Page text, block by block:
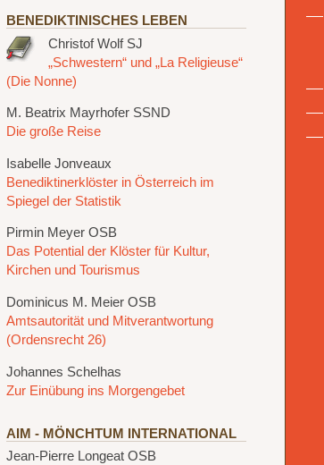
BENEDIKTINISCHES LEBEN
Christof Wolf SJ
„Schwestern“ und „La Religieuse“
(Die Nonne)
M. Beatrix Mayrhofer SSND
Die große Reise
Isabelle Jonveaux
Benediktinerklöster in Österreich im
Spiegel der Statistik
Pirmin Meyer OSB
Das Potential der Klöster für Kultur,
Kirchen und Tourismus
Dominicus M. Meier OSB
Amtsautorität und Mitverantwortung
(Ordensrecht 26)
Johannes Schelhas
Zur Einübung ins Morgengebet
AIM - MÖNCHTUM INTERNATIONAL
Jean-Pierre Longeat OSB